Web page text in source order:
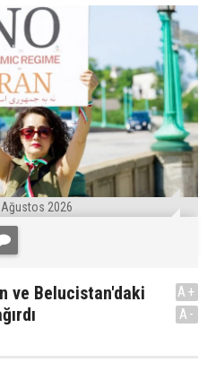
2026
ve Belucistan'daki
A+
A-